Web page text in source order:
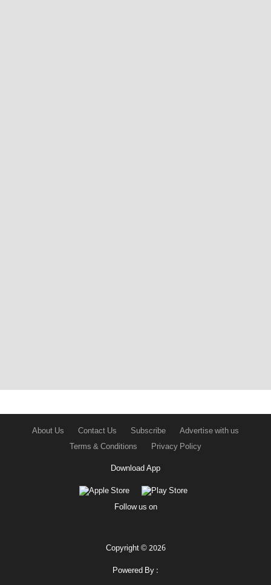
About Us Contact Us Subscribe
Advertise with us
Terms & Conditions
Privacy Policy
Download App
Follow us on
Copyright © 2026
Powered By :